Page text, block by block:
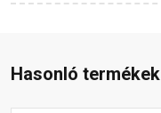
Hasonló termékek